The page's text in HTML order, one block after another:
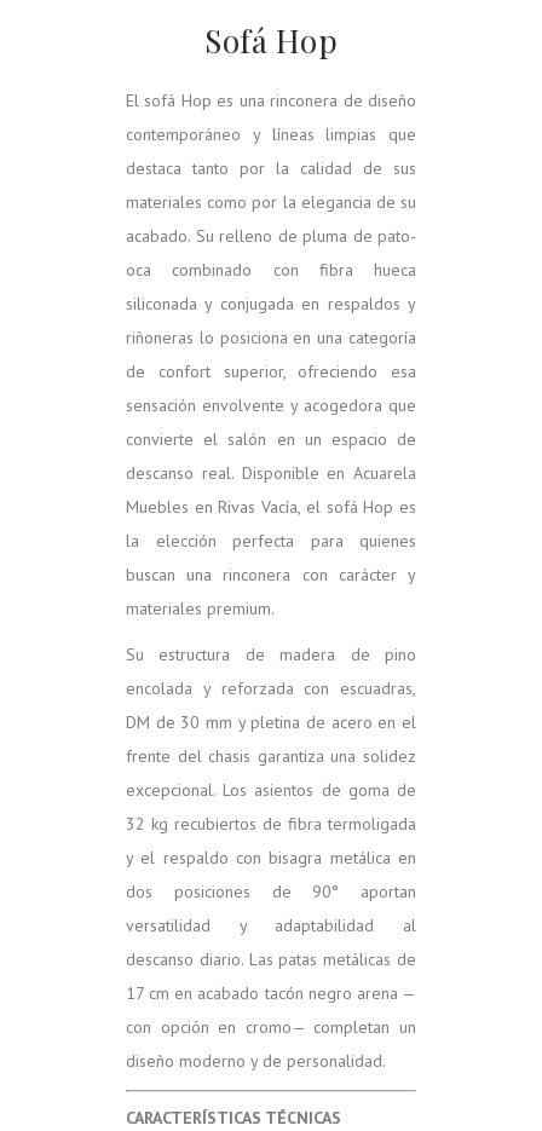
Sofá Hop
El sofá Hop es una rinconera de diseño
contemporáneo y líneas limpias que
destaca tanto por la calidad de sus
materiales como por la elegancia de su
acabado. Su relleno de pluma de pato-
oca combinado con fibra hueca
siliconada y conjugada en respaldos y
riñoneras lo posiciona en una categoría
de confort superior, ofreciendo esa
sensación envolvente y acogedora que
convierte el salón en un espacio de
descanso real. Disponible en Acuarela
Muebles en Rivas Vacía, el sofá Hop es
la elección perfecta para quienes
buscan una rinconera con carácter y
materiales premium.
Su estructura de madera de pino
encolada y reforzada con escuadras,
DM de 30 mm y pletina de acero en el
frente del chasis garantiza una solidez
excepcional. Los asientos de goma de
32 kg recubiertos de fibra termoligada
y el respaldo con bisagra metálica en
dos posiciones de 90° aportan
versatilidad y adaptabilidad al
descanso diario. Las patas metálicas de
17 cm en acabado tacón negro arena —
con opción en cromo— completan un
diseño moderno y de personalidad.
CARACTERÍSTICAS TÉCNICAS